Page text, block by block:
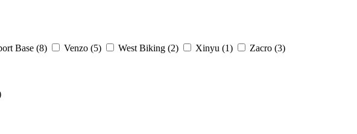
Base (8) Venzo (5) West Biking (2) Xinyu (1) Zacro (3)